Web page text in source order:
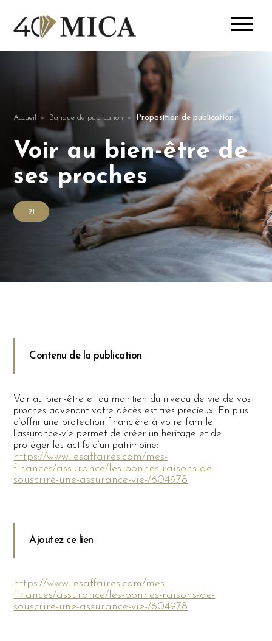
Accueil Banque de publication Proposition de publication
Voir au bien-être de
ses proches
21
Contenu de la publication
Voir au bien-être et au maintien du niveau de vie de vos
proches advenant votre décès est très précieux. En plus
d’offrir une protection financière à votre famille,
l’assurance-vie permet de créer un héritage et de
protéger les actifs d’un patrimoine:
https://www.lesaffaires.com/mes-
finances/assurance/les-bonnes-raisons-de-
souscrire-une-assurance-vie-/604978
Ajoutez ce lien
https://www.lesaffaires.com/mes-
finances/assurance/les-bonnes-raisons-de-
souscrire-une-assurance-vie-/604978